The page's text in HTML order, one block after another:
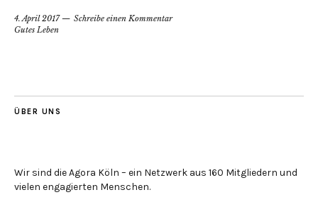
4. April 2017
Schreibe einen Kommentar
Gutes Leben
ÜBER UNS
Wir sind die Agora Köln – ein Netzwerk aus 160 Mitgliedern und
vielen engagierten Menschen.